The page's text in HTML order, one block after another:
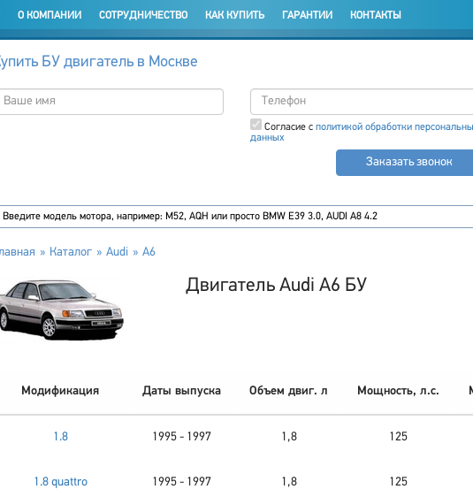
О КОМПАНИИ СОТРУДНИЧЕСТВО КАК КУПИТЬ ГАРАНТИИ КОНТАКТЫ
БУ двигатель в Москве
Согласие с политикой обработки
данных
Заказать звонок
Каталог Audi A6
Двигатель Audi A6 БУ
Модификация Даты выпуска Объем двиг. л Мощность, л.с.
1.8 1995 - 1997 1,8 125
1.8 quattro 1995 - 1997 1,8 125